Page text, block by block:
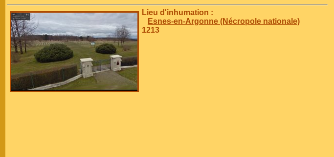
Lieu d'inhumation :
Esnes-en-Argonne (Nécropole nationale)
1213